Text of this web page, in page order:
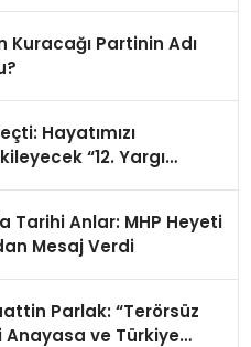
Kuracağı Partinin Adı
Hayatımızı
“12. Yargı
Tarihi Anlar: MHP Heyeti
Mesaj Verdi
Parlak: “Terörsüz
Anayasa ve Türkiye